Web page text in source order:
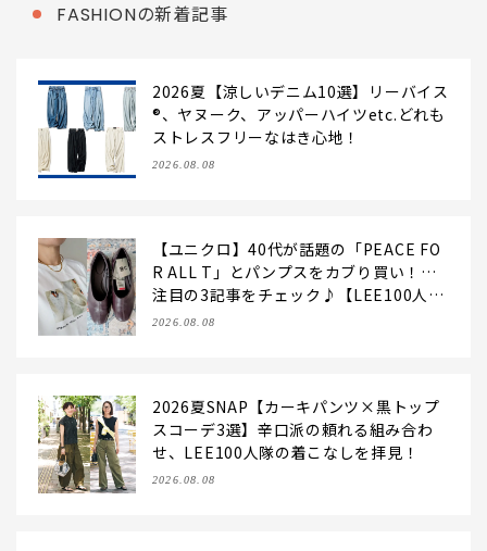
FASHIONの新着記事
2026夏【涼しいデニム10選】リーバイス
®、ヤヌーク、アッパーハイツetc.どれも
ストレスフリーなはき心地！
2026.08.08
【ユニクロ】40代が話題の「PEACE FO
R ALL T」とパンプスをカブり買い！…
注目の3記事をチェック♪【LEE100人
隊・2026】
2026.08.08
2026夏SNAP【カーキパンツ×黒トップ
スコーデ3選】辛口派の頼れる組み合わ
せ、LEE100人隊の着こなしを拝見！
2026.08.08